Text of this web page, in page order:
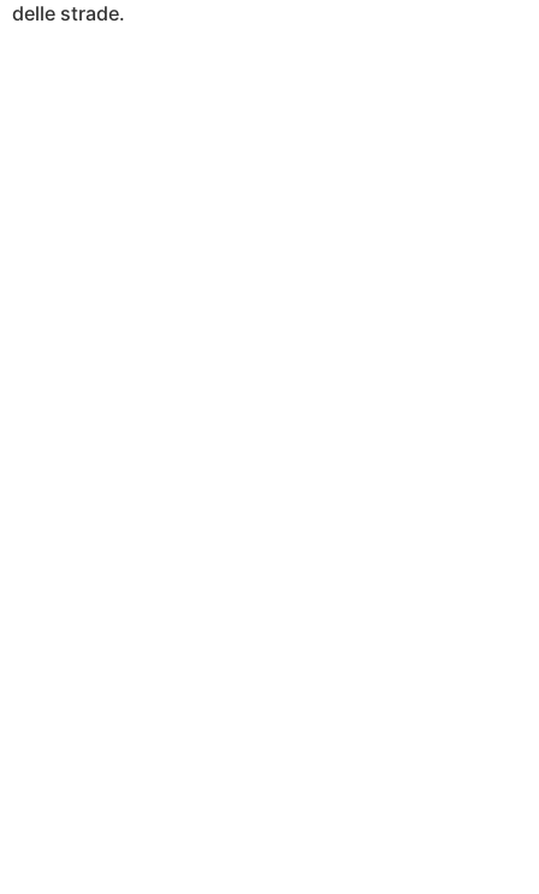
delle strade.